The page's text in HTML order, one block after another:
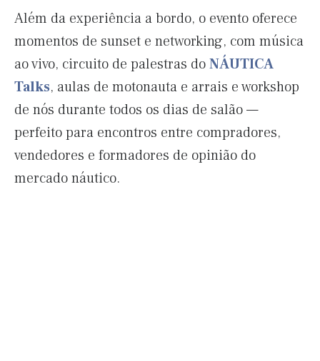
Além da experiência a bordo, o evento oferece
momentos de sunset e networking, com música
ao vivo, circuito de palestras doNÁUTICA
Talks, aulas de motonauta e arrais e workshop
de nós durante todos os dias de salão —
perfeito para encontros entre compradores,
vendedores e formadores de opinião do
mercado náutico.